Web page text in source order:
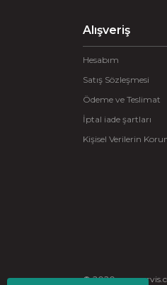
Alışveriş
Hesabım
Satış Sözleşmesi
Ödeme ve Teslimat
İptal iade şartları
Kişisel Verilerin
© 2020